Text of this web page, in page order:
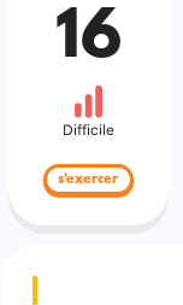
16
Difficile
s'exercer